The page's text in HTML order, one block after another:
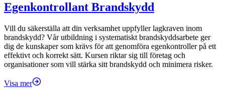
Egenkontrollant Brandskydd
Vill du säkerställa att din verksamhet uppfyller lagkraven inom
brandskydd? Vår utbildning i systematiskt brandskyddsarbete ger
dig de kunskaper som krävs för att genomföra egenkontroller på ett
effektivt och korrekt sätt. Kursen riktar sig till företag och
organisationer som vill stärka sitt brandskydd och minimera risker.
Visa mer